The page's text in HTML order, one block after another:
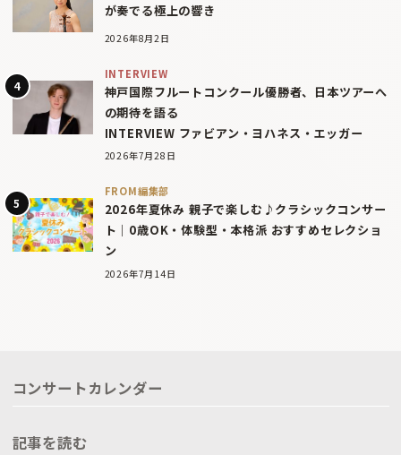
が奏でる極上の響き
2026年8月2日
INTERVIEW
神戸国際フルートコンクール優勝者、日本ツアーへ
の期待を語る
INTERVIEW ファビアン・ヨハネス・エッガー
2026年7月28日
FROM編集部
2026年夏休み 親子で楽しむ♪クラシックコンサー
ト｜0歳OK・体験型・本格派 おすすめセレクショ
ン
2026年7月14日
コンサートカレンダー
記事を読む